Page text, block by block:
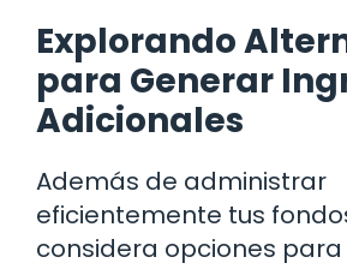
Explorando
para Generar
Adicionales
Además de administrar
eficientemente tus
considera opciones